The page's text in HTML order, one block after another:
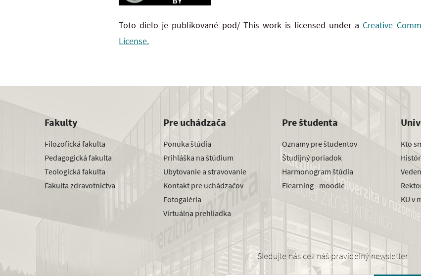
Toto dielo je publikované pod/ This work is licensed under a Creative
License.
Fakulty
Filozofická fakulta
Pedagogická fakulta
Teologická fakulta
Fakulta zdravotníctva
Pre uchádzača
Ponuka štúdia
Prihláška na štúdium
Ubytovanie a stravovanie
Kontakt pre uchádzačov
Fotogaléria
Virtuálna prehliadka
Pre študenta
Oznamy pre študentov
Študijný poriadok
Harmonogram štúdia
Elearning - moodle
Kto
KU v
Sledujte nás cez náš pravidelný newsletter